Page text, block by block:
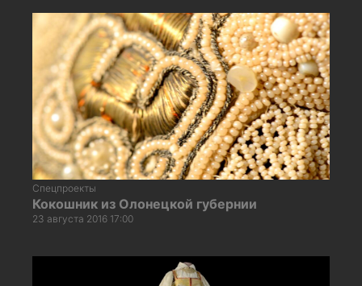
Спецпроекты
Кокошник из Олонецкой губернии
23 августа 2016 17:00